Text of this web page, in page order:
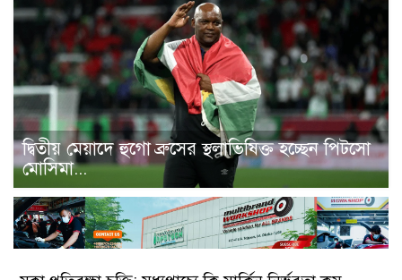
দ্বিতীয় মেয়াদে হুগো ব্রুসের স্থলাভিষিক্ত হচ্ছেন পিটসো
মোসিমা...